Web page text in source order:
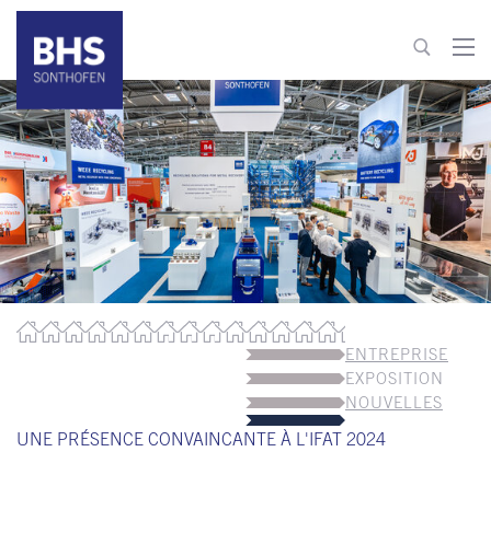
+49 8321 6099-0
info@bhs-sonthofen.com
Aller au contact
ENTREPRISE
EXPOSITION
NOUVELLES
UNE PRÉSENCE CONVAINCANTE À L'IFAT 2024